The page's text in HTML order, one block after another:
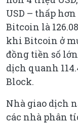
USD – thấp
Bitcoin là
khi Bitcoin ở
đồng tiền số
dịch quanh
Block.
Nhà giao dịch
các nhà phân